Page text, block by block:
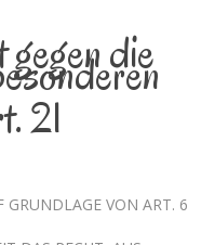
die
21
VON ART. 6